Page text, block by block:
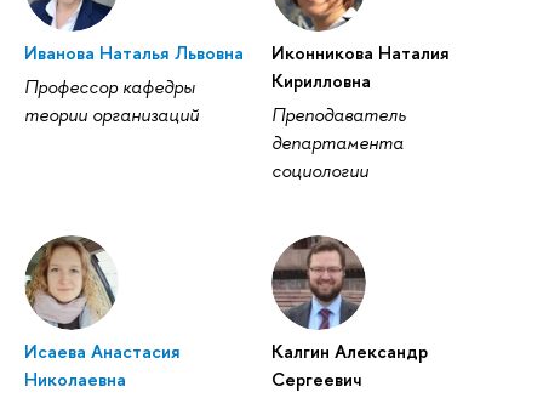
Иванова Наталья Львовна
Профессор кафедры
теории организаций
Иконникова Наталия
Кирилловна
Преподаватель
департамента
социологии
Исаева Анастасия
Николаевна
Калгин Александр
Сергеевич